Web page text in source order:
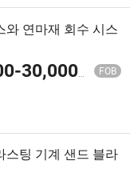
와 연마재 회수 시스
-30,000.00 FOB
스팅 기계 샌드 블라